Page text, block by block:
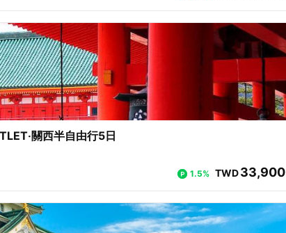
關西半自由行5日
1.5% TWD33,900